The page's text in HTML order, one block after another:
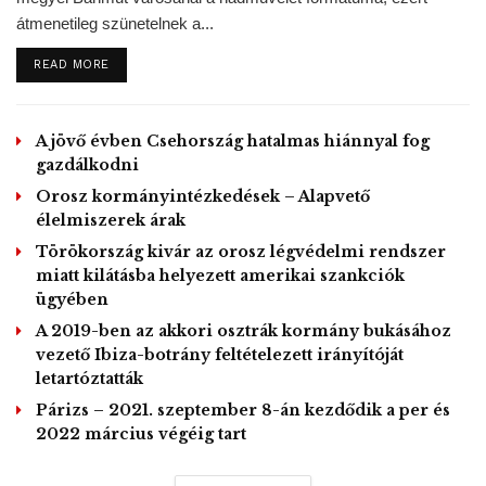
tudták megmenteni.
három nap elteltével letartóztatták, és gyilkosság gyanúja
akkori ügyész nem indított eljárást ellene.
Az akkori ügyész Amy Klobuchar volt, aki jelenleg
demokrata párti szenátor Washingtonban, és versenyben
volt a Demokrata Párt elnökjelöltségéért is.
GD/MTI – Kiemelt Kép:David Roberts@drvoxThe official autopsy of
George Floyd found that a cop kneeling on his neck for 8 straight
minutes merely exacerbated his existing health conditions.
Tags: boncolás George Floyd
átmenetileg szünetelnek a...
READ MOREDETAILS
A jövő évben Csehország hatalmas hiánnyal fog
gazdálkodni
Orosz kormányintézkedések – Alapvető
élelmiszerek árak
Törökország kivár az orosz légvédelmi rendszer
miatt kilátásba helyezett amerikai szankciók
ügyében
A 2019-ben az akkori osztrák kormány bukásához
vezető Ibiza-botrány feltételezett irányítóját
letartóztatták
Párizs – 2021. szeptember 8-án kezdődik a per és
2022 március végéig tart